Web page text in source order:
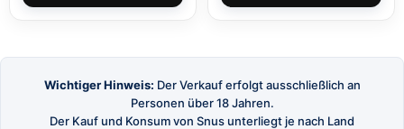
Wichtiger Hinweis: Der Verkauf erfolgt ausschließlich an
Personen über 18 Jahren.
Der Kauf und Konsum von Snus unterliegt je nach Land